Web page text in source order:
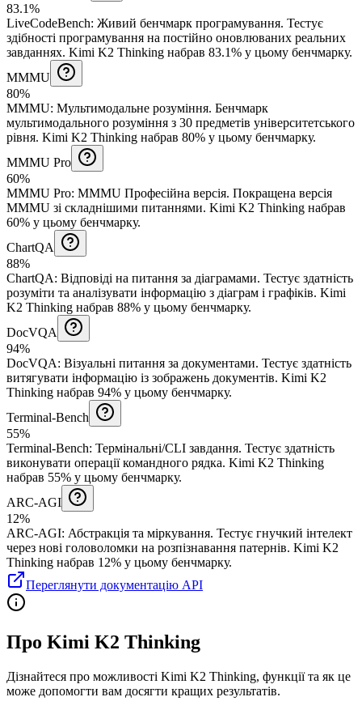
83.1%
LiveCodeBench: Живий бенчмарк програмування. Тестує
здібності програмування на постійно оновлюваних реальних
завданнях. Kimi K2 Thinking набрав 83.1% у цьому бенчмарку.
MMMU
80%
MMMU: Мультимодальне розуміння. Бенчмарк
мультимодального розуміння з 30 предметів університетського
рівня. Kimi K2 Thinking набрав 80% у цьому бенчмарку.
MMMU Pro
60%
MMMU Pro: MMMU Професійна версія. Покращена версія
MMMU зі складнішими питаннями. Kimi K2 Thinking набрав
60% у цьому бенчмарку.
ChartQA
88%
ChartQA: Відповіді на питання за діаграмами. Тестує здатність
розуміти та аналізувати інформацію з діаграм і графіків. Kimi
K2 Thinking набрав 88% у цьому бенчмарку.
DocVQA
94%
DocVQA: Візуальні питання за документами. Тестує здатність
витягувати інформацію із зображень документів. Kimi K2
Thinking набрав 94% у цьому бенчмарку.
Terminal-Bench
55%
Terminal-Bench: Термінальні/CLI завдання. Тестує здатність
виконувати операції командного рядка. Kimi K2 Thinking
набрав 55% у цьому бенчмарку.
ARC-AGI
12%
ARC-AGI: Абстракція та міркування. Тестує гнучкий інтелект
через нові головоломки на розпізнавання патернів. Kimi K2
Thinking набрав 12% у цьому бенчмарку.
Переглянути документацію API
Про Kimi K2 Thinking
Дізнайтеся про можливості Kimi K2 Thinking, функції та як це
може допомогти вам досягти кращих результатів.